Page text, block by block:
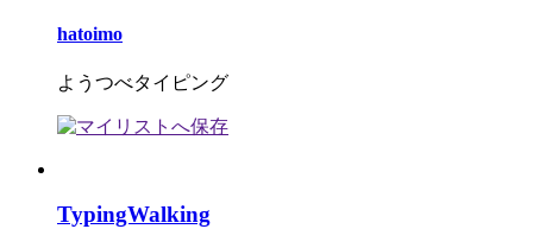
hatoimo
ようつべタイピング
TypingWalking